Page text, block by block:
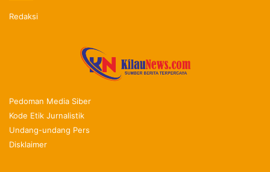
Redaksi
Pedoman Media Siber
Kode Etik Jurnalistik
Undang-undang Pers
Disklaimer